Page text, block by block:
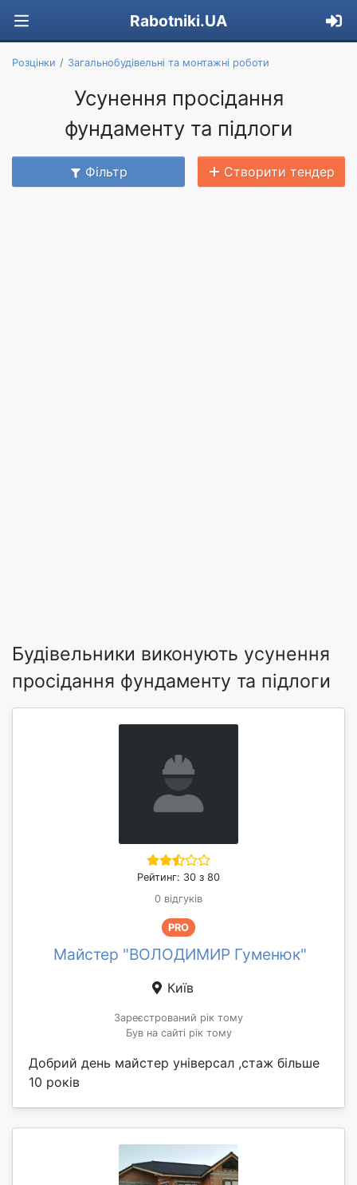
Rabotniki.UA
Розцінки Загальнобудівельні та монтажні роботи
Усунення просідання
фундаменту та підлоги
Фільтр Створити тендер
Будівельники виконують усунення
просідання фундаменту та підлоги
Рейтинг: 30 з 80
0 відгуків
PRO
Майстер "ВОЛОДИМИР Гуменюк"
Київ
Зареєстрований рік тому
Був на сайті рік тому
Добрий день майстер універсал ,стаж більше
10 років